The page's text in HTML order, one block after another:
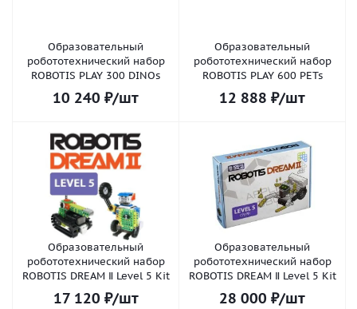
Образовательный
робототехнический набор
ROBOTIS PLAY 300 DINOs
10 240 ₽/шт
Образовательный
робототехнический набор
ROBOTIS PLAY 600 PETs
12 888 ₽/шт
Образовательный
робототехнический набор
ROBOTIS DREAM Ⅱ Level 5 Kit
17 120 ₽/шт
Образовательный
робототехнический набор
ROBOTIS DREAM Ⅱ Level 5 Kit
28 000 ₽/шт